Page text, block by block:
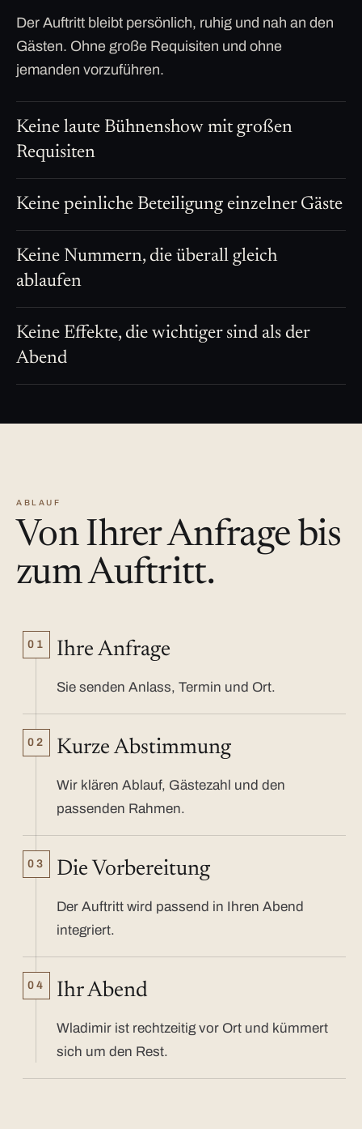
Der Auftritt bleibt persönlich, ruhig und nah an den
Gästen. Ohne große Requisiten und ohne
jemanden vorzuführen.
Keine laute Bühnenshow mit großen
Requisiten
Keine peinliche Beteiligung einzelner Gäste
Keine Nummern, die überall gleich
ablaufen
Keine Effekte, die wichtiger sind als der
Abend
ABLAUF
Von Ihrer Anfrage bis
zum Auftritt.
01 Ihre Anfrage
Sie senden Anlass, Termin und Ort.
02 Kurze Abstimmung
Wir klären Ablauf, Gästezahl und den
passenden Rahmen.
03 Die Vorbereitung
Der Auftritt wird passend in Ihren Abend
integriert.
04 Ihr Abend
Wladimir ist rechtzeitig vor Ort und kümmert
sich um den Rest.